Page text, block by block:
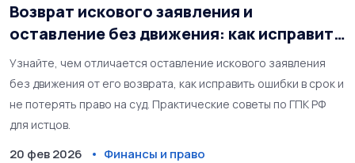
Возврат искового заявления и
оставление без движения: как исправить
недостатки
Узнайте, чем отличается оставление искового заявления
без движения от его возврата, как исправить ошибки в срок и
не потерять право на суд. Практические советы по ГПК РФ
для истцов.
20 фев 2026 Финансы и право